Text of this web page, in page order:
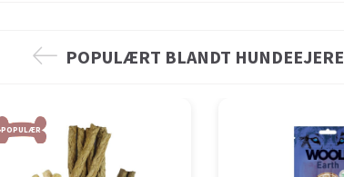
POPULÆRT BLANDT HUNDEEJERE
POPULÆR